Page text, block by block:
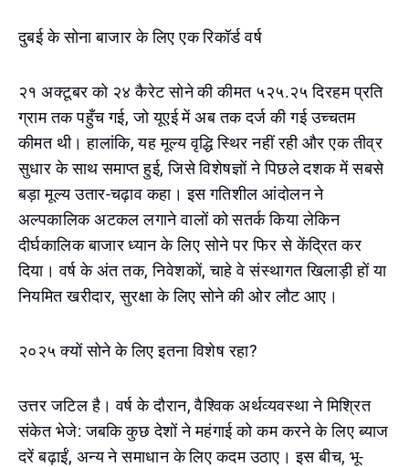
दुबई के सोना बाजार के लिए एक रिकॉर्ड वर्ष
२१ अक्टूबर को २४ कैरेट सोने की कीमत ५२५.२५ दिरहम प्रति
ग्राम तक पहुँच गई, जो यूएई में अब तक दर्ज की गई उच्चतम
कीमत थी। हालांकि, यह मूल्य वृद्धि स्थिर नहीं रही और एक तीव्र
सुधार के साथ समाप्त हुई, जिसे विशेषज्ञों ने पिछले दशक में सबसे
बड़ा मूल्य उतार-चढ़ाव कहा। इस गतिशील आंदोलन ने
अल्पकालिक अटकल लगाने वालों को सतर्क किया लेकिन
दीर्घकालिक बाजार ध्यान के लिए सोने पर फिर से केंद्रित कर
दिया। वर्ष के अंत तक, निवेशकों, चाहे वे संस्थागत खिलाड़ी हों या
नियमित खरीदार, सुरक्षा के लिए सोने की ओर लौट आए।
२०२५ क्यों सोने के लिए इतना विशेष रहा?
उत्तर जटिल है। वर्ष के दौरान, वैश्विक अर्थव्यवस्था ने मिश्रित
संकेत भेजे: जबकि कुछ देशों ने महंगाई को कम करने के लिए ब्याज
दरें बढ़ाईं, अन्य ने समाधान के लिए कदम उठाए। इस बीच, भू-